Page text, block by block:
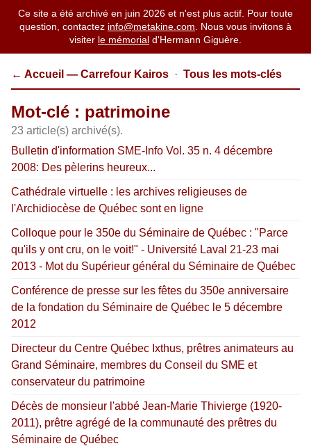
Ce site a été archivé en juin 2026 et n'est plus actif. Pour toute
question, contactez info@metakine.com . Nous vous invitons à
visiter le mémorial d'Hermann Giguère.
← Accueil — Carrefour Kairos · Tous les mots-clés
Mot-clé : patrimoine
23 article(s) archivé(s).
Bulletin d'information SME-Info Vol. 35 n. 4 décembre
2008: Des pèlerins heureux...
Cathédrale virtuelle : les archives religieuses de
l'Archidiocèse de Québec sont en ligne
Colloque pour le 350e du Séminaire de Québec : "Parce
qu'ils y ont cru, on le voit!" - Université Laval 21-23 mai
2013 - Mot du Supérieur général du Séminaire de Québec
Conférence de presse sur les fêtes du 350e anniversaire
de la fondation du Séminaire de Québec le 5 décembre
2012
Directeur du Centre Québec Ixthus, prêtres animateurs au
Grand Séminaire, membres du Conseil du SME et
conservateur du patrimoine
Décès de monsieur l'abbé Jean-Marie Thivierge (1920-
2011), prêtre agrégé de la communauté des prêtres du
Séminaire de Québec